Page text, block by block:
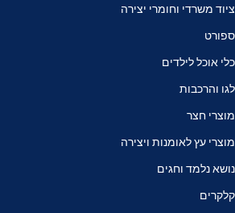
ציוד משרדי וחומרי יצירה
ספורט
כלי אוכל לילדים
לגו והרכבות
מוצרי חצר
מוצרי עץ לאומנות ויצירה
נושא נלמד וחגים
קלקרים